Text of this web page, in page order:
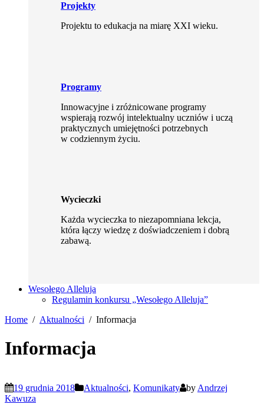
Projekty
Projektu to edukacja na miarę XXI wieku.
Programy
Innowacyjne i zróżnicowane programy
wspierają rozwój intelektualny uczniów i uczą
praktycznych umiejętności potrzebnych
w codziennym życiu.
Wycieczki
Każda wycieczka to niezapomniana lekcja,
która łączy wiedzę z doświadczeniem i dobrą
zabawą.
Wesołego Alleluja
Regulamin konkursu „Wesołego Alleluja”
Home
Aktualności Informacja
Informacja
19 grudnia 2018 Aktualności, Komunikaty by Andrzej
Kawuza